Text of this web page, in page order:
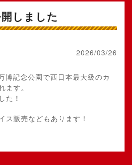
しました
2026/03/26
記念公園で西日本最大級のカ
ます。
た！
ス販売などもあります！